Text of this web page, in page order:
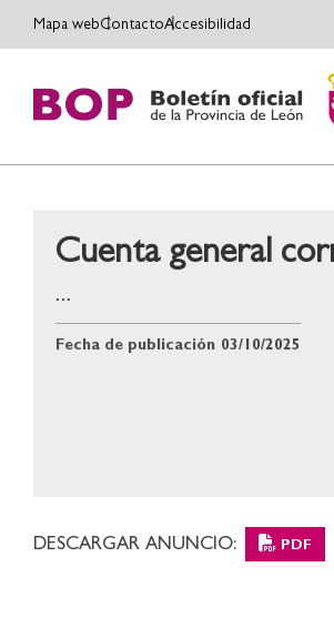
Mapa webContactoAccesibilidad
Cuenta general
...
Fecha de publicación 03/10/2025
DESCARGAR ANUNCIO: PDF